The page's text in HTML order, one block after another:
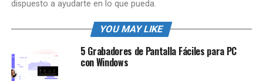
dispuesto a ayudarte en lo que pueda.
YOU MAY LIKE
5 Grabadores de Pantalla Fáciles para PC
con Windows